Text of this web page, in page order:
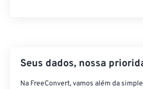
Seus dados, nossa
Na FreeConvert, vamos além da